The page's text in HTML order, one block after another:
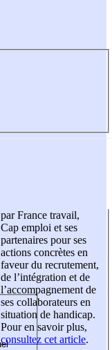
par France travail,
Cap emploi et ses
partenaires pour ses
actions concrètes en
faveur du recrutement,
de l’intégration et de
l’accompagnement de
ses collaborateurs en
situation de handicap.
Pour en savoir plus,
consultez cet article.